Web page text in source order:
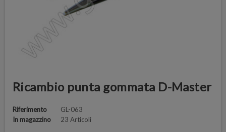
Ricambio punta gommata D-Master
Riferimento
GL-063
In magazzino
23 Articoli